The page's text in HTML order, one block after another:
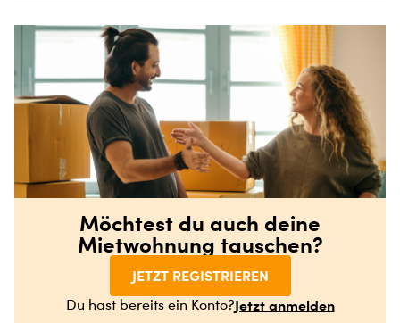
Möchtest du auch deine
Mietwohnung tauschen?
JETZT REGISTRIEREN
Du hast bereits ein Konto?Jetzt anmelden